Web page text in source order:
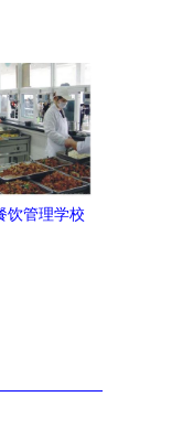
饮管理学校